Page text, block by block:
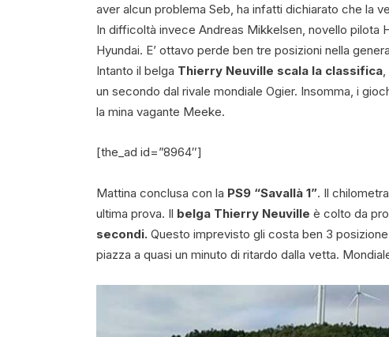
aver alcun problema Seb, ha infatti dichiarato che la
In difficoltà invece Andreas Mikkelsen, novello pilota
Hyundai. E’ ottavo perde ben tre posizioni nella
Intanto il belga Thierry Neuville scala la classifica
un secondo dal rivale mondiale Ogier. Insomma, i
la mina vagante Meeke.
[the_ad id=”8964″]
Mattina conclusa con la PS9 “Savallà 1”. Il
ultima prova. Il belga Thierry Neuville è colto da
secondi. Questo imprevisto gli costa ben 3
piazza a quasi un minuto di ritardo dalla vetta.